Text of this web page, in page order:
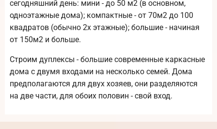
сегодняшний день: мини - до 50 м2 (в основном,
одноэтажные дома); компактные - от 70м2 до 100
квадратов (обычно 2х этажные); большие - начиная
от 150м2 и больше.
Строим дуплексы - большие современные каркасные
дома с двумя входами на несколько семей. Дома
предполагаются для двух хозяев, они разделяются
на две части, для обоих половин - свой вход.